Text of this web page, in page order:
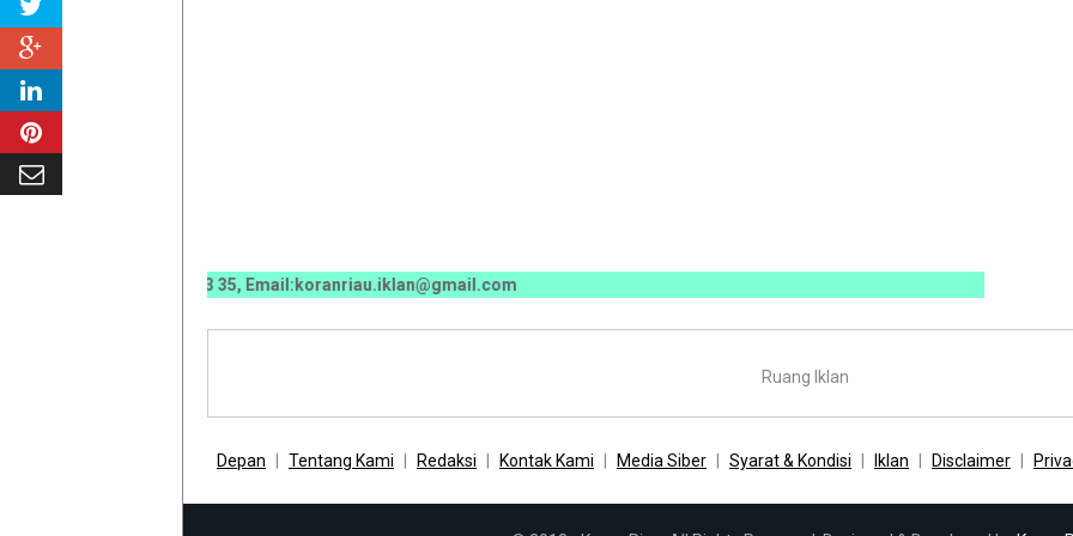
0070 / 0811 7673 35, Email:koranriau.iklan@gmail.com
Ruang Iklan
Depan Tentang Kami Redaksi Kontak Kami Media Siber Syarat & Kondisi Iklan Disclaimer